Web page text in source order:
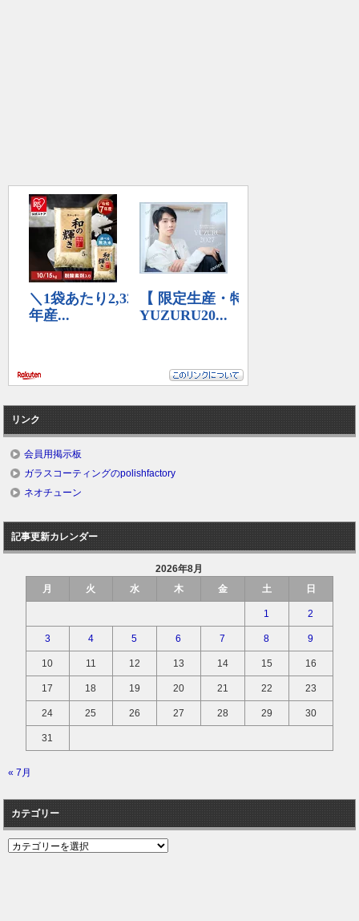
リンク
会員用掲示板
ガラスコーティングのpolishfactory
ネオチューン
記事更新カレンダー
2026年8月
月
火 水 木 金 土 日
1 2
3 4 5 6 7 8 9
10 11 12 13 14 15 16
17 18 19 20 21 22 23
24 25 26 27 28 29 30
31
« 7月
カテゴリー
カ